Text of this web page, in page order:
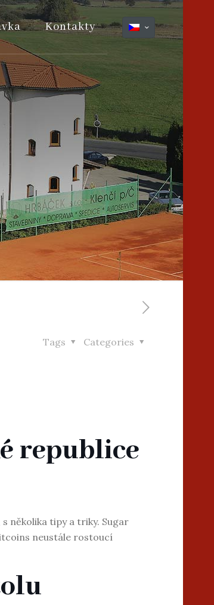
Kontakty
Categories
Tags
republice
několika tipy a triky. Sugar
neustále rostoucí